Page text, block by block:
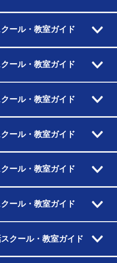
ール・教室ガイド
ール・教室ガイド
ール・教室ガイド
ール・教室ガイド
ール・教室ガイド
ール・教室ガイド
クール・教室ガイド